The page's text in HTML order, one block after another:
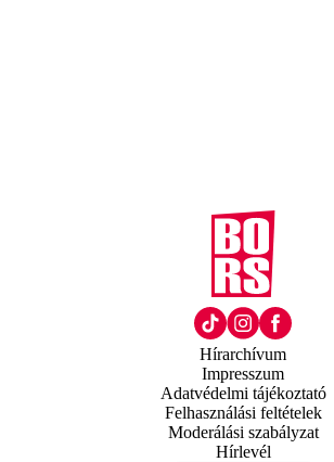
Hírarchívum
Impresszum
Adatvédelmi tájékoztató
Felhasználási feltételek
Moderálási szabályzat
Hírlevél